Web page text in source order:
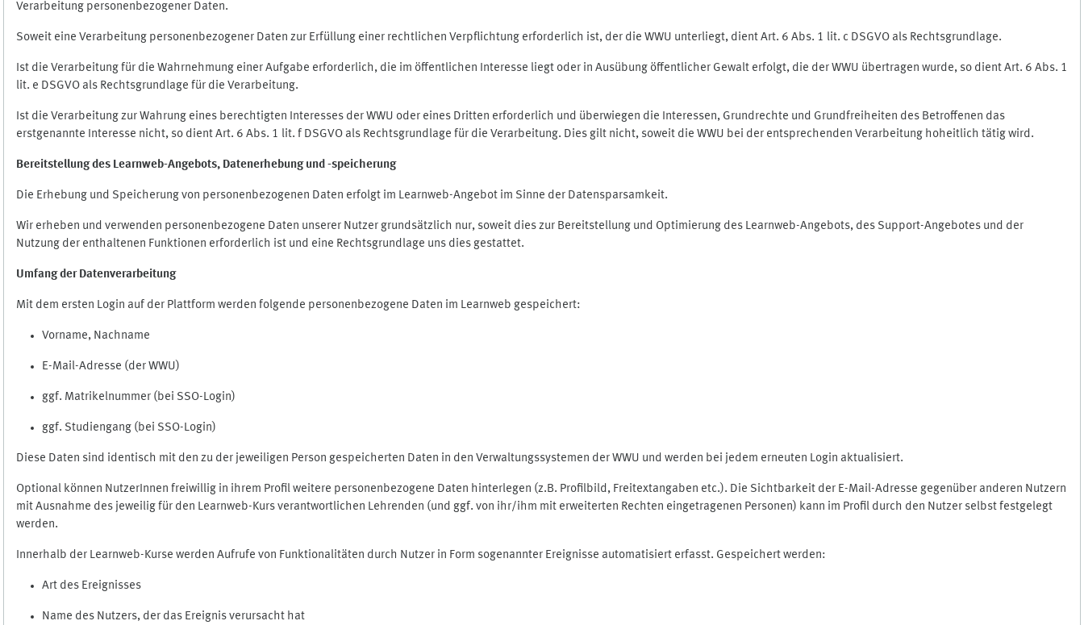
Verarbeitung personenbezogener Daten.
Soweit eine Verarbeitung personenbezogener Daten zur Erfüllung einer rechtlichen Verpflichtung erforderlich ist, der die WWU unterliegt, dient Art. 6 Abs. 1 lit. c DSGVO als Rechtsgrundlage.
Ist die Verarbeitung für die Wahrnehmung einer Aufgabe erforderlich, die im öffentlichen Interesse liegt oder in Ausübung öffentlicher Gewalt erfolgt, die der WWU übertragen wurde, so dient Art. 6 Abs. 1
lit. e DSGVO als Rechtsgrundlage für die Verarbeitung.
Ist die Verarbeitung zur Wahrung eines berechtigten Interesses der WWU oder eines Dritten erforderlich und überwiegen die Interessen, Grundrechte und Grundfreiheiten des Betroffenen das
erstgenannte Interesse nicht, so dient Art. 6 Abs. 1 lit. f DSGVO als Rechtsgrundlage für die Verarbeitung. Dies gilt nicht, soweit die WWU bei der entsprechenden Verarbeitung hoheitlich tätig wird.
Bereitstellung des Learnweb-Angebots, Datenerhebung und -speicherung
Die Erhebung und Speicherung von personenbezogenen Daten erfolgt im Learnweb-Angebot im Sinne der Datensparsamkeit.
Wir erheben und verwenden personenbezogene Daten unserer Nutzer grundsätzlich nur, soweit dies zur Bereitstellung und Optimierung des Learnweb-Angebots, des Support-Angebotes und der
Nutzung der enthaltenen Funktionen erforderlich ist und eine Rechtsgrundlage uns dies gestattet.
Umfang der Datenverarbeitung
Mit dem ersten Login auf der Plattform werden folgende personenbezogene Daten im Learnweb gespeichert:
Vorname, Nachname
E-Mail-Adresse (der WWU)
ggf. Matrikelnummer (bei SSO-Login)
ggf. Studiengang (bei SSO-Login)
Diese Daten sind identisch mit den zu der jeweiligen Person gespeicherten Daten in den Verwaltungssystemen der WWU und werden bei jedem erneuten Login aktualisiert.
Optional können NutzerInnen freiwillig in ihrem Profil weitere personenbezogene Daten hinterlegen (z.B. Profilbild, Freitextangaben etc.). Die Sichtbarkeit der E-Mail-Adresse gegenüber anderen Nutzern
mit Ausnahme des jeweilig für den Learnweb-Kurs verantwortlichen Lehrenden (und ggf. von ihr/ihm mit erweiterten Rechten eingetragenen Personen) kann im Profil durch den Nutzer selbst festgelegt
werden.
Innerhalb der Learnweb-Kurse werden Aufrufe von Funktionalitäten durch Nutzer in Form sogenannter Ereignisse automatisiert erfasst. Gespeichert werden:
Art des Ereignisses
Name des Nutzers, der das Ereignis verursacht hat